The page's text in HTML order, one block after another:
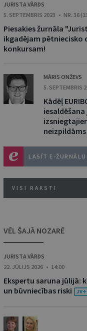
JURISTA VĀRDS
5. SEPTEMBRIS 2023 • NR. 36
Piesakies žurnāla
ikgadējam pētniecisko
konkursam!
MĀRIS ONŽEVS
5. SEPTEMBRIS
Kādēļ
iesaldēšana
LASĪT E-
VISI RAKSTI
VĒL ŠAJĀ NOZARĒ
JURISTA VĀRDS
22. JŪLIJS 2026 • 14:00
Ekspertu saruna jūlijā:
un būvniecības riski